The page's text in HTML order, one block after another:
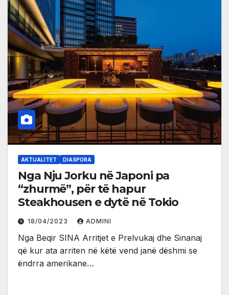
AKTUALITET DIASPORA
Nga Nju Jorku në Japoni pa
“zhurmë”, për të hapur
Steakhousen e dytë në Tokio
18/04/2023 ADMINI
Nga Beqir SINA Arritjet e Prelvukaj dhe Sinanaj
që kur ata arriten në këtë vend janë dëshmi se
ëndrra amerikane…